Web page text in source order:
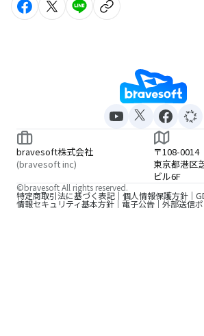
bravesoft株式会社
(bravesoft inc)
〒108-0014
東京都港区
ビル6F
特定商取引法に基づく表記 個人情報保護方針
情報セキュリティ基本方針 電子公告 外部送信
©bravesoft All rights reserved.